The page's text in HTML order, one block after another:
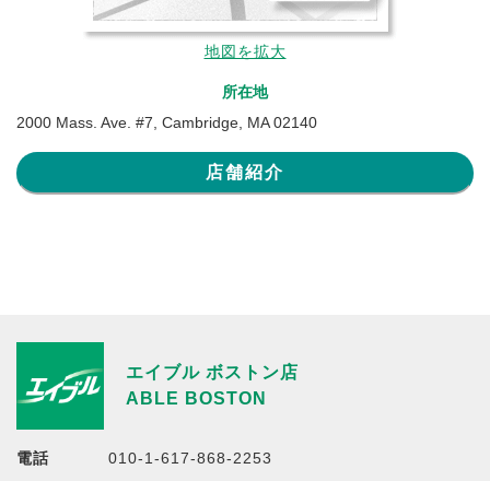
地図を拡大
所在地
2000 Mass. Ave. #7, Cambridge, MA 02140
店舗紹介
エイブル ボストン店
ABLE BOSTON
電話
010-1-617-868-2253